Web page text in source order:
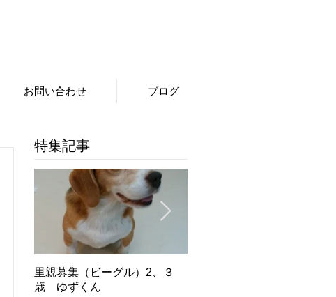
お問い合わせ ブログ
特集記事
里親募集（ビーグル）2、３
歳 ゆずくん